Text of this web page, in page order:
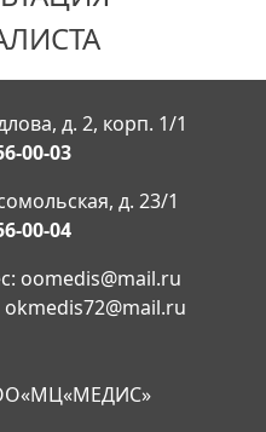
д. 2, корп. 1/1
00-03
д. 23/1
00-04
oomedis@mail.ru
okmedis72@mail.ru